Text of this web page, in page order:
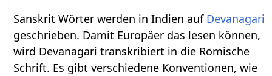
Sanskrit Wörter werden in Indien auf Devanagari
geschrieben. Damit Europäer das lesen können,
wird Devanagari transkribiert in die Römische
Schrift. Es gibt verschiedene Konventionen, wie